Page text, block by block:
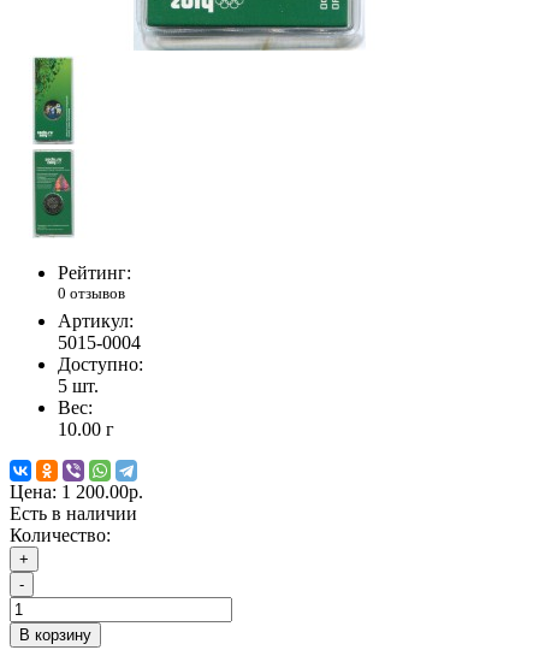
Рейтинг:
0 отзывов
Артикул:
5015-0004
Доступно:
5 шт.
Вес:
10.00 г
Цена: 1 200.00р.
Есть в наличии
Количество:
+
-
В корзину